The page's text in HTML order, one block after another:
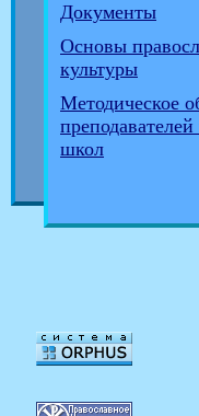
Документы
Основы
культуры
Методическое
школ